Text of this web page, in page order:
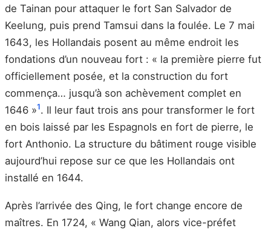
de Tainan pour attaquer le fort San Salvador de
Keelung, puis prend Tamsui dans la foulée. Le 7 mai
1643, les Hollandais posent au même endroit les
fondations d’un nouveau fort : « la première pierre fut
officiellement posée, et la construction du fort
commença… jusqu’à son achèvement complet en
1646 »1. Il leur faut trois ans pour transformer le fort
en bois laissé par les Espagnols en fort de pierre, le
fort Anthonio. La structure du bâtiment rouge visible
aujourd’hui repose sur ce que les Hollandais ont
installé en 1644.
Après l’arrivée des Qing, le fort change encore de
maîtres. En 1724, « Wang Qian, alors vice-préfet